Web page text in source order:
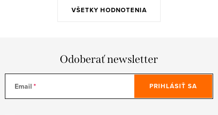
VŠETKY HODNOTENIA
Odoberať newsletter
Email PRIHLÁSIŤ SA